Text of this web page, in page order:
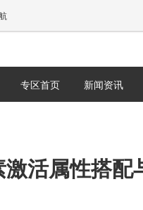
专区首页 新闻资讯
激活属性搭